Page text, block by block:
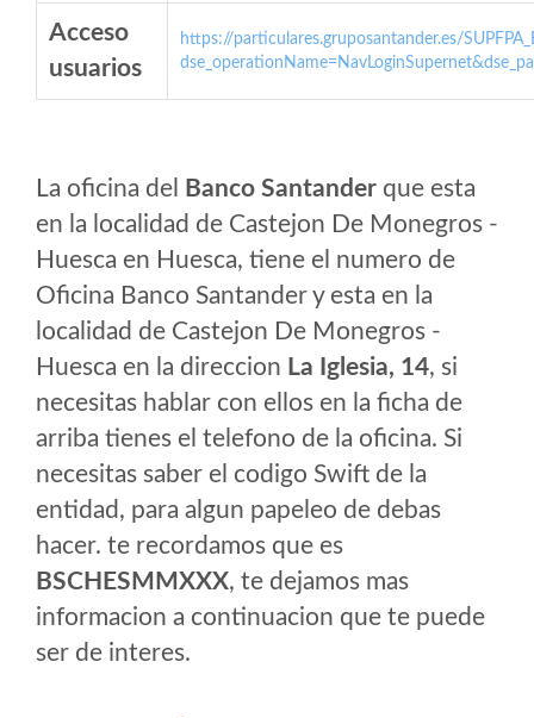
Acceso
usuarios
https://particulares.gruposantander.es/
La oficina del Banco Santander que esta
en la localidad de Castejon De Monegros -
Huesca en Huesca, tiene el numero de
Oficina Banco Santander y esta en la
localidad de Castejon De Monegros -
Huesca en la direccion La Iglesia, 14, si
necesitas hablar con ellos en la ficha de
arriba tienes el telefono de la oficina. Si
necesitas saber el codigo Swift de la
entidad, para algun papeleo de debas
hacer. te recordamos que es
BSCHESMMXXX, te dejamos mas
informacion a continuacion que te puede
ser de interes.